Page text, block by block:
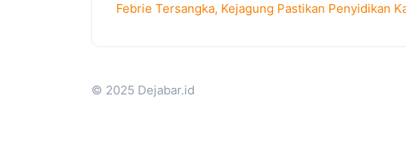
Febrie Tersangka, Kejagung Pastikan Penyidikan
© 2025 Dejabar.id